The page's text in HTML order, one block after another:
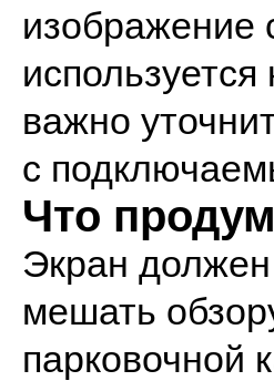
изображение
важно
с
Что
Экран
мешать
парковочной